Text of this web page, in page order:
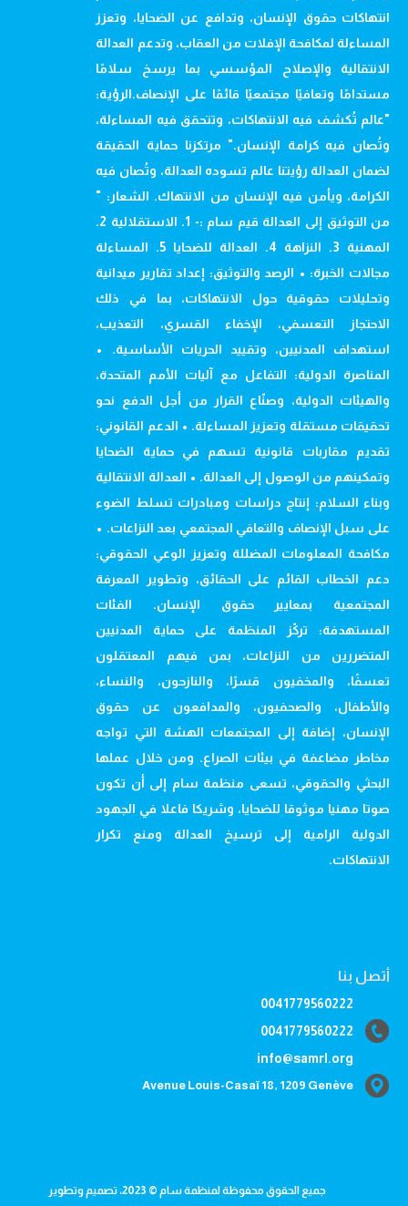
انتهاكات حقوق الإنسان، وتدافع عن الضحايا، وتعزز
المساءلة لمكافحة الإفلات من العقاب، وتدعم العدالة
الانتقالية والإصلاح المؤسسي بما يرسخ سلامًا
مستدامًا وتعافيًا مجتمعيًا قائمًا على الإنصاف.الرؤية:
"عالم تُكشف فيه الانتهاكات، وتتحقق فيه المساءلة،
وتُصان فيه كرامة الإنسان." مرتكزنا حماية الحقيقة
لضمان العدالة رؤيتنا عالم تسوده العدالة، وتُصان فيه
الكرامة، ويأمن فيه الإنسان من الانتهاك. الشعار: "
من التوثيق إلى العدالة قيم سام :- 1. الاستقلالية 2.
المهنية 3. النزاهة 4. العدالة للضحايا 5. المساءلة
مجالات الخبرة: • الرصد والتوثيق: إعداد تقارير ميدانية
وتحليلات حقوقية حول الانتهاكات، بما في ذلك
الاحتجاز التعسفي، الإخفاء القسري، التعذيب،
استهداف المدنيين، وتقييد الحريات الأساسية. •
المناصرة الدولية: التفاعل مع آليات الأمم المتحدة،
والهيئات الدولية، وصنّاع القرار من أجل الدفع نحو
تحقيقات مستقلة وتعزيز المساءلة. • الدعم القانوني:
تقديم مقاربات قانونية تسهم في حماية الضحايا
وتمكينهم من الوصول إلى العدالة. • العدالة الانتقالية
وبناء السلام: إنتاج دراسات ومبادرات تسلط الضوء
على سبل الإنصاف والتعافي المجتمعي بعد النزاعات. •
مكافحة المعلومات المضللة وتعزيز الوعي الحقوقي:
دعم الخطاب القائم على الحقائق، وتطوير المعرفة
المجتمعية بمعايير حقوق الإنسان. الفئات
المستهدفة: تركّز المنظمة على حماية المدنيين
المتضررين من النزاعات، بمن فيهم المعتقلون
تعسفًا، والمخفيون قسرًا، والنازحون، والنساء،
والأطفال، والصحفيون، والمدافعون عن حقوق
الإنسان، إضافة إلى المجتمعات الهشة التي تواجه
مخاطر مضاعفة في بيئات الصراع. ومن خلال عملها
البحثي والحقوقي، تسعى منظمة سام إلى أن تكون
صوتا مهنيا موثوقا للضحايا، وشريكا فاعلا في الجهود
الدولية الرامية إلى ترسيخ العدالة ومنع تكرار
الانتهاكات.
أتصل بنا
0041779560222
0041779560222
info@samrl.org
Avenue Louis-Casaï 18, 1209 Genève
جميع الحقوق محفوظة لمنظمة سام © 2023، تصميم وتطوير